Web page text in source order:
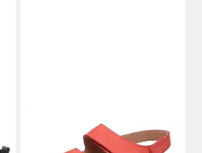
Joya Damen Sandale PANAMA
RED rot Größe Sandale
189,99 €